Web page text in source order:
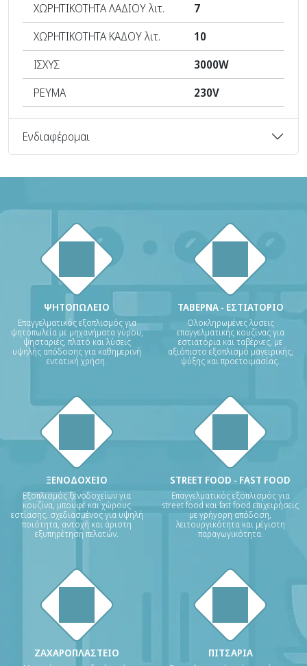
ΧΩΡΗΤΙΚΟΤΗΤΑ ΛΑΔΙΟΥ λιτ.
7
ΧΩΡΗΤΙΚΟΤΗΤΑ ΚΑΔΟΥ λιτ.
10
ΙΣΧΥΣ
3000W
ΡΕΥΜΑ
230V
Ενδιαφέρομαι
ΨΗΤΟΠΩΛΕΙΟ
Επαγγελματικός εξοπλισμός για
ψητοπωλεία με μηχανήματα γύρου,
ψησταριές, πλατό και λύσεις
υψηλής απόδοσης για καθημερινή
εντατική χρήση.
ΤΑΒΕΡΝΑ - ΕΣΤΙΑΤΟΡΙΟ
Ολοκληρωμένες λύσεις
επαγγελματικής κουζίνας για
εστιατόρια και ταβέρνες, με
αξιόπιστο εξοπλισμό μαγειρικής,
ψύξης και προετοιμασίας.
ΞΕΝΟΔΟΧΕΙΟ
Εξοπλισμός ξενοδοχείων για
κουζίνα, μπουφέ και χώρους
εστίασης, σχεδιασμένος για υψηλή
ποιότητα, αντοχή και άριστη
εξυπηρέτηση πελατών.
STREET FOOD - FAST FOOD
Επαγγελματικός εξοπλισμός για
street food και fast food επιχειρήσεις
με γρήγορη απόδοση,
λειτουργικότητα και μέγιστη
παραγωγικότητα.
ΖΑΧΑΡΟΠΛΑΣΤΕΙΟ ΠΙΤΣΑΡΙΑ